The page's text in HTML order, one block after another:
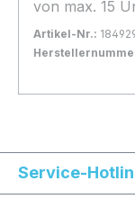
von max. 15
Modulen
9010)
Artikel-Nr.:
In den
Service-